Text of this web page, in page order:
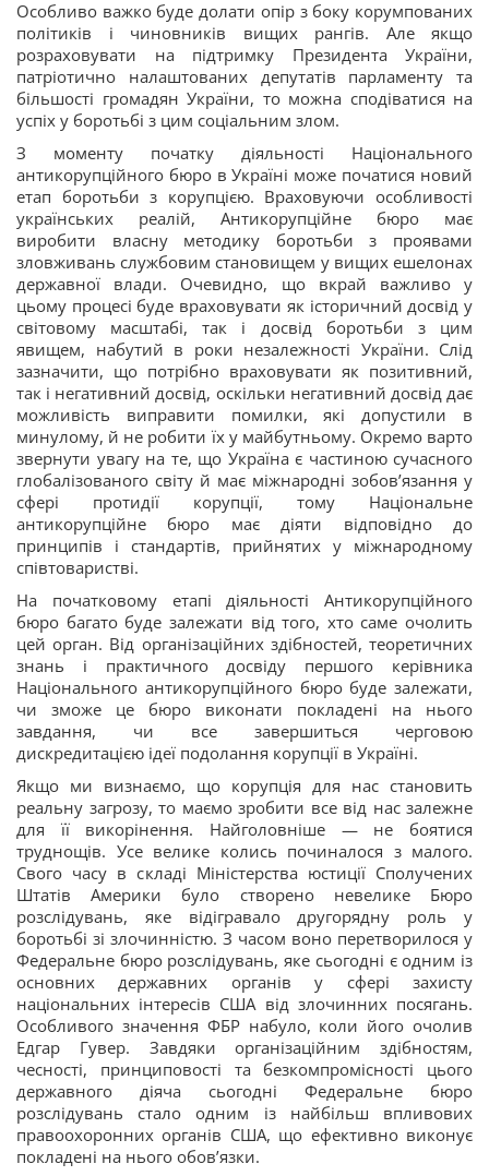
Особливо важко буде долати опір з боку корумпованих
політиків і чиновників вищих рангів. Але якщо
розраховувати на підтримку Президента України,
патріотично налаштованих депутатів парламенту та
більшості громадян України, то можна сподіватися на
успіх у боротьбі з цим соціальним злом.
З моменту початку діяльності Національного
антикорупційного бюро в Україні може початися новий
етап боротьби з корупцією. Враховуючи особливості
українських реалій, Антикорупційне бюро має
виробити власну методику боротьби з проявами
зловживань службовим становищем у вищих ешелонах
державної влади. Очевидно, що вкрай важливо у
цьому процесі буде враховувати як історичний досвід у
світовому масштабі, так і досвід боротьби з цим
явищем, набутий в роки незалежності України. Слід
зазначити, що потрібно враховувати як позитивний,
так і негативний досвід, оскільки негативний досвід дає
можливість виправити помилки, які допустили в
минулому, й не робити їх у майбутньому. Окремо варто
звернути увагу на те, що Україна є частиною сучасного
глобалізованого світу й має міжнародні зобов’язання у
сфері протидії корупції, тому Національне
антикорупційне бюро має діяти відповідно до
принципів і стандартів, прийнятих у міжнародному
співтоваристві.
На початковому етапі діяльності Антикорупційного
бюро багато буде залежати від того, хто саме очолить
цей орган. Від організаційних здібностей, теоретичних
знань і практичного досвіду першого керівника
Національного антикорупційного бюро буде залежати,
чи зможе це бюро виконати покладені на нього
завдання, чи все завершиться черговою
дискредитацією ідеї подолання корупції в Україні.
Якщо ми визнаємо, що корупція для нас становить
реальну загрозу, то маємо зробити все від нас залежне
для її викорінення. Найголовніше — не боятися
труднощів. Усе велике колись починалося з малого.
Свого часу в складі Міністерства юстиції Сполучених
Штатів Америки було створено невелике Бюро
розслідувань, яке відігравало другорядну роль у
боротьбі зі злочинністю. З часом воно перетворилося у
Федеральне бюро розслідувань, яке сьогодні є одним із
основних державних органів у сфері захисту
національних інтересів США від злочинних посягань.
Особливого значення ФБР набуло, коли його очолив
Едгар Гувер. Завдяки організаційним здібностям,
чесності, принциповості та безкомпромісності цього
державного діяча сьогодні Федеральне бюро
розслідувань стало одним із найбільш впливових
правоохоронних органів США, що ефективно виконує
покладені на нього обов’язки.